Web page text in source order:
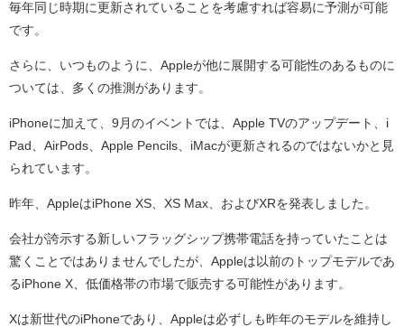
毎年同じ時期に更新されていることを考慮すれば容易に予測が可能
です。
さらに、いつものように、Appleが他に展開する可能性のあるものに
ついては、多くの推測があります。
iPhoneに加えて、9月のイベントでは、Apple TVのアップデート、i
Pad、AirPods、Apple Pencils、iMacが更新されるのではないかと見
られています。
昨年、AppleはiPhone XS、XS Max、およびXRを発表しました。
会社が誇示する新しいフラッグシップ携帯電話を持っていたことは
驚くことではありませんでしたが、Appleは以前のトップモデルであ
るiPhone X、低価格帯の市場で販売する可能性があります。
Xは新世代のiPhoneであり、Appleは必ずしも昨年のモデルを維持し